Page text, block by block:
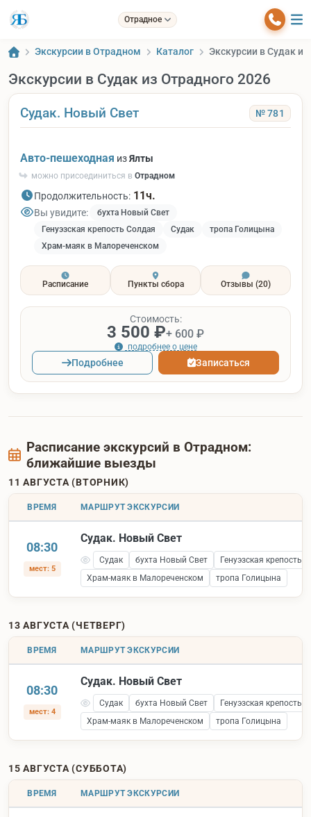
Отрадное
Экскурсии в Отрадном Каталог Экскурсии в Судак
Экскурсии в Судак из Отрадного 2026
Судак. Новый Свет № 781
Авто-пешеходная изЯлты
можно присоединиться в Отрадном
Продолжительность: 11ч.
Вы увидите:
бухта Новый Свет
Генуэзская крепость Солдая
Судак
тропа Голицына
Храм-маяк в Малореченском
Расписание Пункты сбора Отзывы (20)
Стоимость:
3 500 ₽+ 600 ₽
подробнее о цене
Подробнее Записаться
Расписание экскурсий в Отрадном:
ближайшие выезды
11 АВГУСТА (ВТОРНИК)
ВРЕМЯ МАРШРУТ ЭКСКУРСИИ
08:30
мест: 5
Судак. Новый Свет
Судак бухта Новый Свет
Генуэзская крепость
Храм-маяк в Малореченском
тропа Голицына
13 АВГУСТА (ЧЕТВЕРГ)
ВРЕМЯ МАРШРУТ ЭКСКУРСИИ
08:30
мест: 4
Судак. Новый Свет
Судак бухта Новый Свет
Генуэзская крепость
Храм-маяк в Малореченском
тропа Голицына
15 АВГУСТА (СУББОТА)
ВРЕМЯ МАРШРУТ ЭКСКУРСИИ